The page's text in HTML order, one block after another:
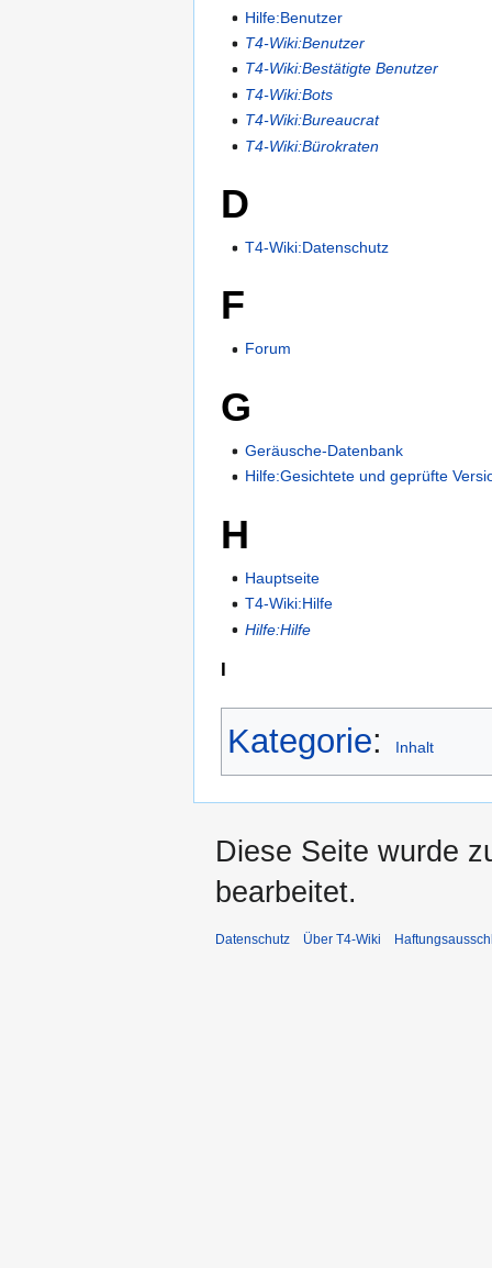
Hilfe:Benutzer
T4-Wiki:Benutzer
T4-Wiki:Bestätigte Benutzer
T4-Wiki:Bots
T4-Wiki:Bureaucrat
T4-Wiki:Bürokraten
D
T4-Wiki:Datenschutz
F
Forum
G
Geräusche-Datenbank
Hilfe:Gesichtete und geprüfte
H
Hauptseite
T4-Wiki:Hilfe
Hilfe:Hilfe
I
Kategorie: Inhalt
Diese Seite wurde
bearbeitet.
Datenschutz Über T4-Wiki